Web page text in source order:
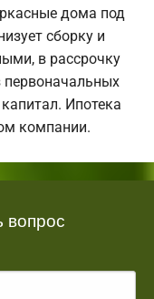
дома под
сборку и
в рассрочку
первоначальных
Ипотека
компании.
вопрос